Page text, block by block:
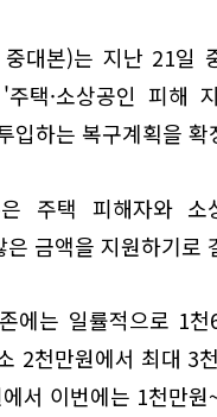
대본)는 지난 21일
택·소상공인 피해
입하는 복구계획을 확
주택 피해자와 소
금액을 지원하기로
에는 일률적으로 1
2천만원에서 최대 3
서 이번에는 1천만